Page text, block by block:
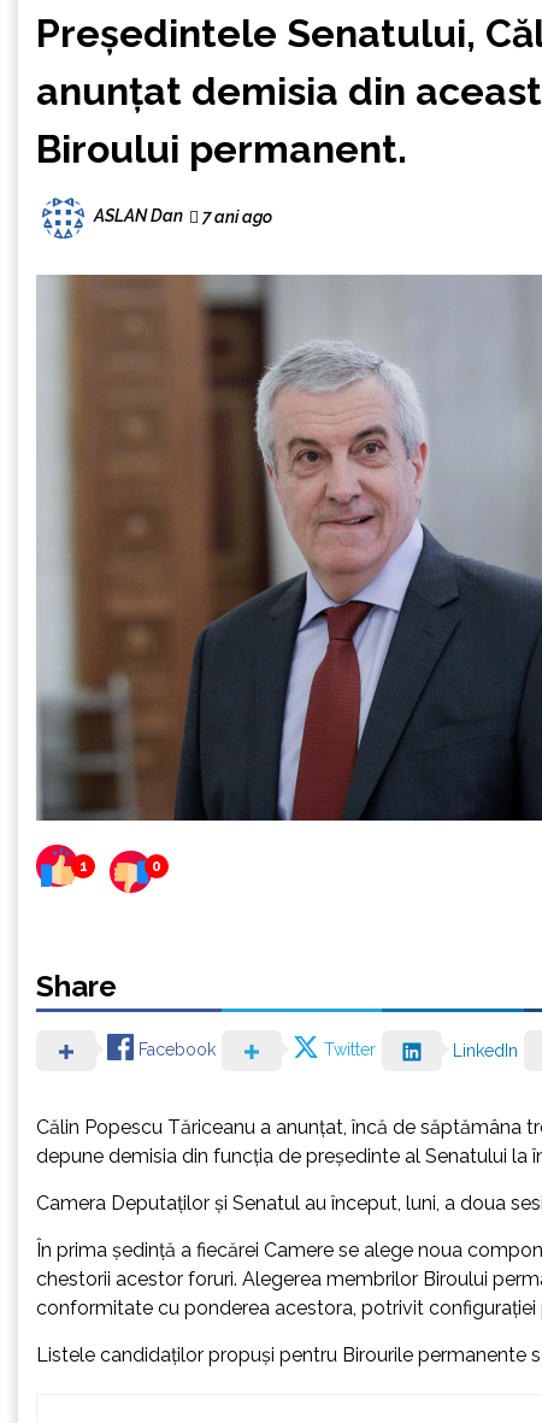
Președintele Senatului,
anunțat demisia din
Biroului permanent.
ASLAN Dan 7 ani ago
1 0
Share
Facebook Twitter LinkedIn
Călin Popescu Tăriceanu a anunțat, încă de săptămâna
depune demisia din funcţia de preşedinte al Senatului la
Camera Deputaţilor şi Senatul au început, luni, a doua
În prima şedinţă a fiecărei Camere se alege noua
chestorii acestor foruri. Alegerea membrilor Biroului
conformitate cu ponderea acestora, potrivit configuraţiei
Listele candidaţilor propuşi pentru Birourile permanente